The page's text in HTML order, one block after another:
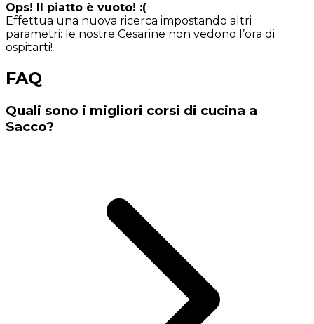
Ops! Il piatto è vuoto! :(
Effettua una nuova ricerca impostando altri
parametri: le nostre Cesarine non vedono l’ora di
ospitarti!
FAQ
Quali sono i migliori corsi di cucina a
Sacco?